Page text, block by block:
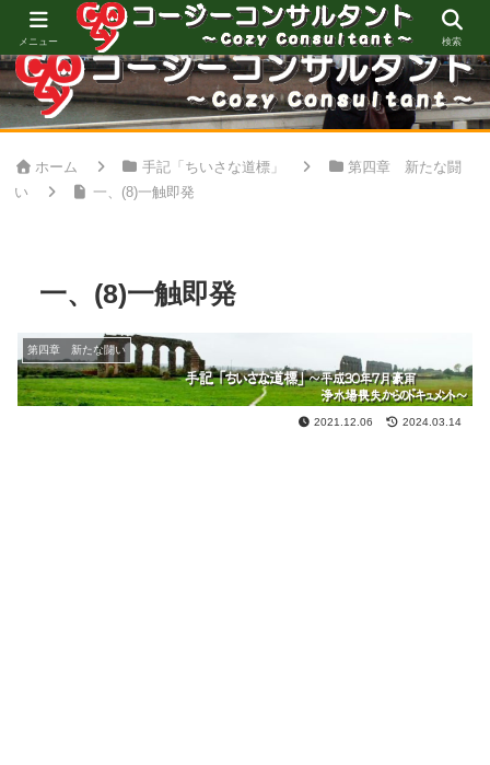
心地良い空間創りをお手伝い
ホーム 手記「ちいさな道標」
第四章 新たな闘
い
一、(8)一触即発
一、(8)一触即発
第四章 新たな闘い
2021.12.06 2024.03.14
メニュー 検索